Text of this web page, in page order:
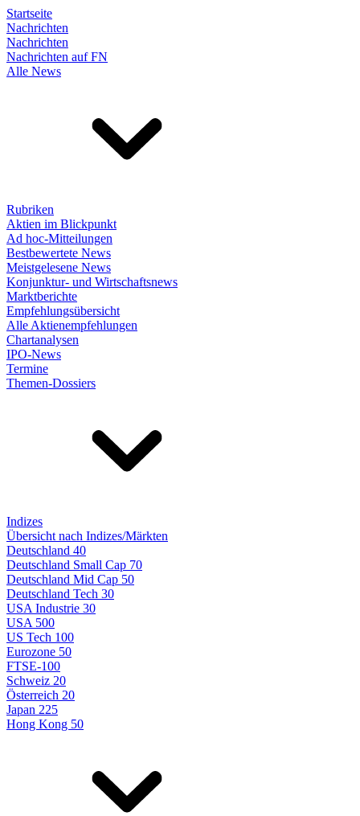
Startseite
Nachrichten
Nachrichten
Nachrichten auf FN
Alle News
Rubriken
Aktien im Blickpunkt
Ad hoc-Mitteilungen
Bestbewertete News
Meistgelesene News
Konjunktur- und Wirtschaftsnews
Marktberichte
Empfehlungsübersicht
Alle Aktienempfehlungen
Chartanalysen
IPO-News
Termine
Themen-Dossiers
Indizes
Übersicht nach Indizes/Märkten
Deutschland 40
Deutschland Small Cap 70
Deutschland Mid Cap 50
Deutschland Tech 30
USA Industrie 30
USA 500
US Tech 100
Eurozone 50
FTSE-100
Schweiz 20
Österreich 20
Japan 225
Hong Kong 50